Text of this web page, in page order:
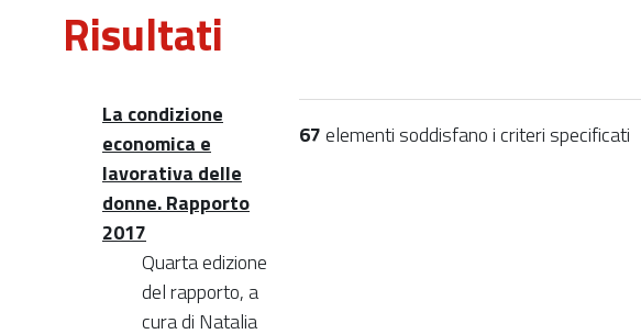
Risultati
67elementi soddisfano i criteri specificati
La condizione
economica e
lavorativa delle
donne. Rapporto
2017
Quarta edizione
del rapporto, a
cura di Natalia